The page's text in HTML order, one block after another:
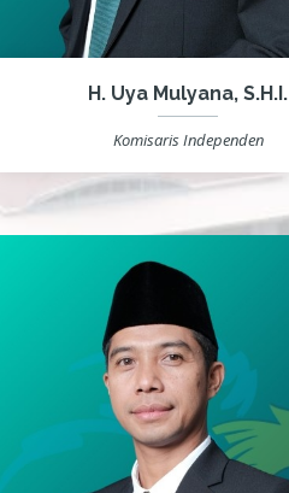
H. Uya Mulyana, S.H.I.
Komisaris Independen